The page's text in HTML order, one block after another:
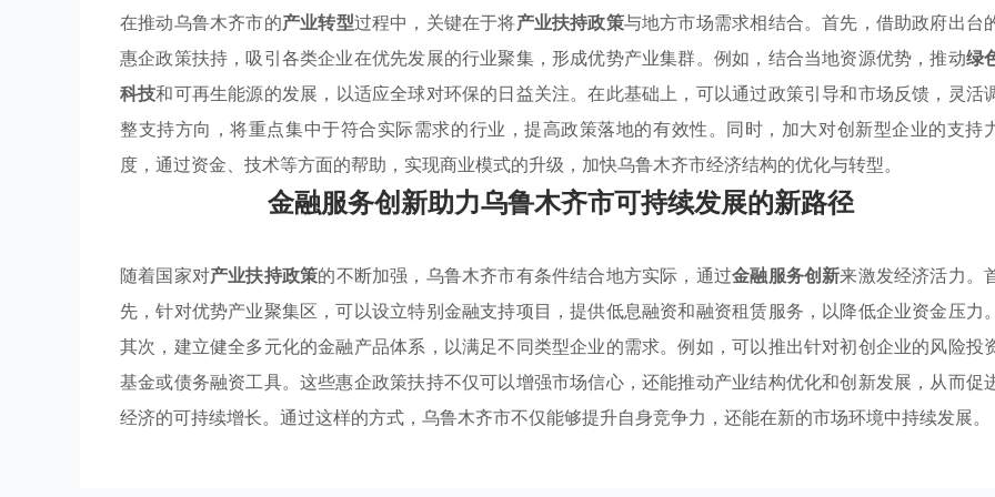
在推动乌鲁木齐市的产业转型过程中，关键在于将产业扶持政策与地方市场需求相结合。首先，借助政府出台
惠企政策扶持，吸引各类企业在优先发展的行业聚集，形成优势产业集群。例如，结合当地资源优势，推动绿
科技和可再生能源的发展，以适应全球对环保的日益关注。在此基础上，可以通过政策引导和市场反馈，灵活
整支持方向，将重点集中于符合实际需求的行业，提高政策落地的有效性。同时，加大对创新型企业的支持
度，通过资金、技术等方面的帮助，实现商业模式的升级，加快乌鲁木齐市经济结构的优化与转型。
金融服务创新助力乌鲁木齐市可持续发展的新路径
随着国家对产业扶持政策的不断加强，乌鲁木齐市有条件结合地方实际，通过金融服务创新来激发经济活力。
先，针对优势产业聚集区，可以设立特别金融支持项目，提供低息融资和融资租赁服务，以降低企业资金压力。
其次，建立健全多元化的金融产品体系，以满足不同类型企业的需求。例如，可以推出针对初创企业的风险投
基金或债务融资工具。这些惠企政策扶持不仅可以增强市场信心，还能推动产业结构优化和创新发展，从而促
经济的可持续增长。通过这样的方式，乌鲁木齐市不仅能够提升自身竞争力，还能在新的市场环境中持续发展。